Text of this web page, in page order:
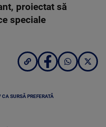
proiectat să
speciale
SURSĂ PREFERATĂ